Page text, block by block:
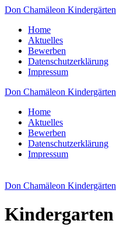
Don Chamäleon Kindergärten
Home
Aktuelles
Bewerben
Datenschutzerklärung
Impressum
Don Chamäleon Kindergärten
Home
Aktuelles
Bewerben
Datenschutzerklärung
Impressum
Don Chamäleon Kindergärten
Kindergarten